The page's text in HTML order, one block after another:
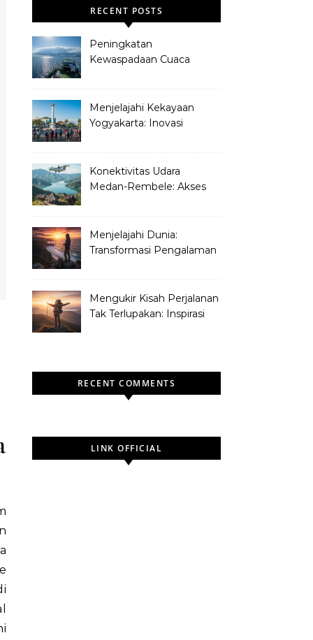
RECENT POSTS
Peningkatan
Kewaspadaan Cuaca
Penyeberangan Jawa-Bali
yang Aman
Menjelajahi Kekayaan
Yogyakarta: Inovasi
Konektivitas Udara
Medan-Rembele: Akses
Menjelajahi Dunia:
Transformasi Pengalaman
Mengukir Kisah Perjalanan
Tak Terlupakan: Inspirasi
RECENT COMMENTS
LINK OFFICIAL